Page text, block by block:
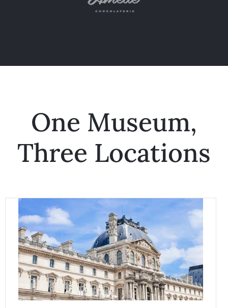
One Museum,
Three Locations